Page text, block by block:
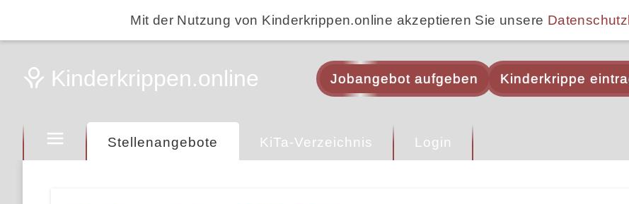
Mit der Nutzung von Kinderkrippen.online akzeptieren Sie unsere
Jobangebot aufgeben Kinderkrippe
Stellenangebote KiTa-Verzeichnis Login